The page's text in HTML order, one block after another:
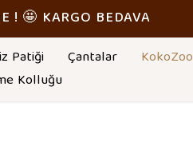
! 🤩 KARGO BEDAVA
Patiği Çantalar KokoZoo
Kolluğu